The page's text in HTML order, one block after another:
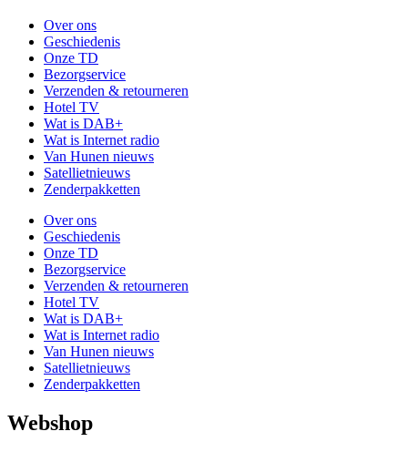
Over ons
Geschiedenis
Onze TD
Bezorgservice
Verzenden & retourneren
Hotel TV
Wat is DAB+
Wat is Internet radio
Van Hunen nieuws
Satellietnieuws
Zenderpakketten
Over ons
Geschiedenis
Onze TD
Bezorgservice
Verzenden & retourneren
Hotel TV
Wat is DAB+
Wat is Internet radio
Van Hunen nieuws
Satellietnieuws
Zenderpakketten
Webshop